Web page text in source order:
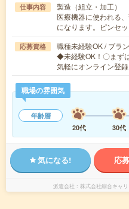
仕事内容
製造（組立・加工）
医療機器に使われる
になります。ピンセ
応募資格
職種未経験OK / ブラ
◆未経験OK！〇まず
気軽にオンライン登
職場の雰囲気
年齢層
20代
30代
気になる! 応
派遣会社 株式会社綜合キャ